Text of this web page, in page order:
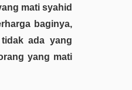
mati syahid
baginya,
ada yang
yang mati